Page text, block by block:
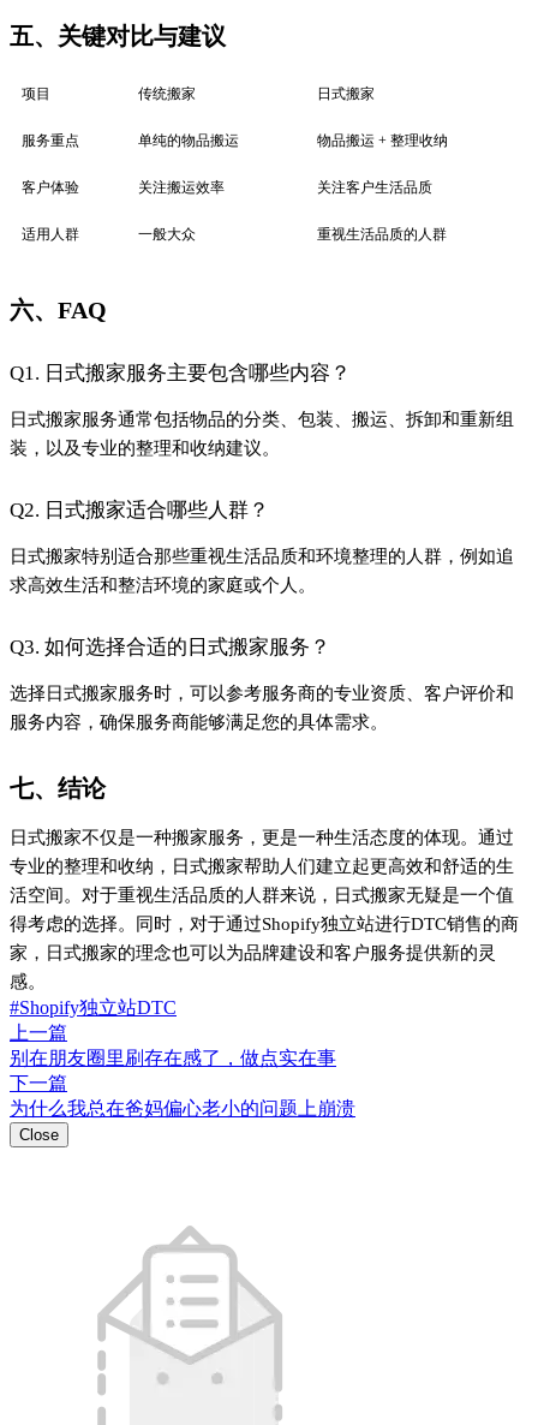
求高效生活和整洁环境的家庭或个人。
Q3. 如何选择合适的日式搬家服务？
选择日式搬家服务时，可以参考服务商的专业资质、客户评价和
服务内容，确保服务商能够满足您的具体需求。
七、结论
专业的整理和收纳，日式搬家帮助人们建立起更高效和舒适的生
得考虑的选择。同时，对于通过Shopify独立站进行DTC销售的商
家，日式搬家的理念也可以为品牌建设和客户服务提供新的灵
#Shopify独立站DTC
别在朋友圈里刷存在感了，做点实在事
下一篇
Close
喜欢这篇内容吗？ 点击评论
登录评论
0
0
微信扫码分享观看
插入小程序链接 [查看教程]
插入